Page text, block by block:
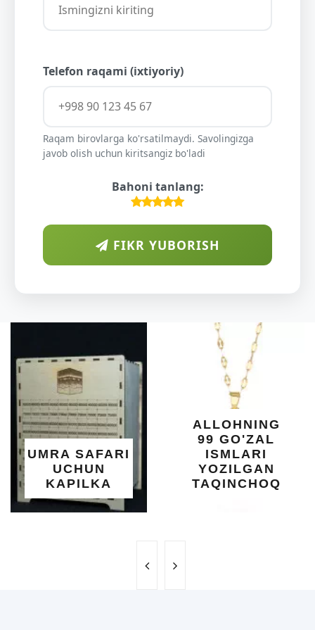
Telefon raqami (ixtiyoriy)
Raqam birovlarga ko'rsatilmaydi. Savolingizga
javob olish uchun kiritsangiz bo'ladi
Bahoni tanlang:
FIKR YUBORISH
UMRA SAFARI
UCHUN
KAPILKA
ALLOHNING
99 GO'ZAL
ISMLARI
YOZILGAN
TAQINCHOQ